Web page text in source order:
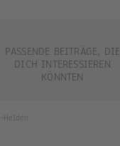
PASSENDE BEITRÄGE, DIE
DICH INTERESSIEREN
KÖNNTEN
Helden